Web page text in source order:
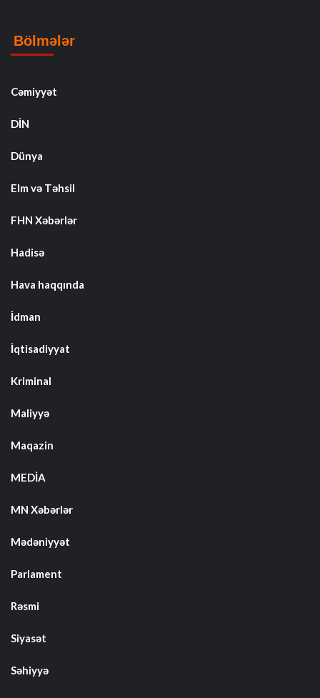
Bölmələr
Cəmiyyət
DİN
Dünya
Elm və Təhsil
FHN Xəbərlər
Hadisə
Hava haqqında
İdman
İqtisadiyyat
Kriminal
Maliyyə
Maqazin
MEDİA
MN Xəbərlər
Mədəniyyət
Parlament
Rəsmi
Siyasət
Səhiyyə